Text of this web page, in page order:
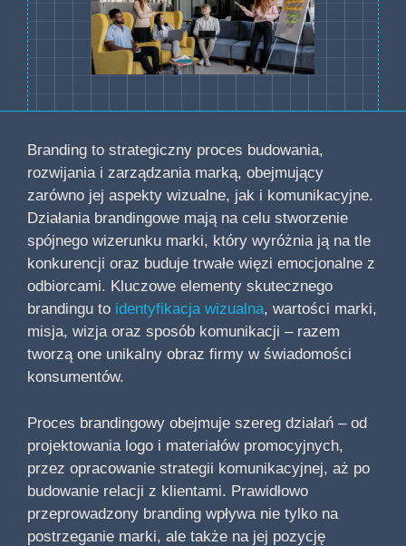
Branding to strategiczny proces budowania,
rozwijania i zarządzania marką, obejmujący
zarówno jej aspekty wizualne, jak i komunikacyjne.
Działania brandingowe mają na celu stworzenie
spójnego wizerunku marki, który wyróżnia ją na tle
konkurencji oraz buduje trwałe więzi emocjonalne z
odbiorcami. Kluczowe elementy skutecznego
brandingu to identyfikacja wizualna, wartości marki,
misja, wizja oraz sposób komunikacji – razem
tworzą one unikalny obraz firmy w świadomości
konsumentów.
Proces brandingowy obejmuje szereg działań – od
projektowania logo i materiałów promocyjnych,
przez opracowanie strategii komunikacyjnej, aż po
budowanie relacji z klientami. Prawidłowo
przeprowadzony branding wpływa nie tylko na
postrzeganie marki, ale także na jej pozycję